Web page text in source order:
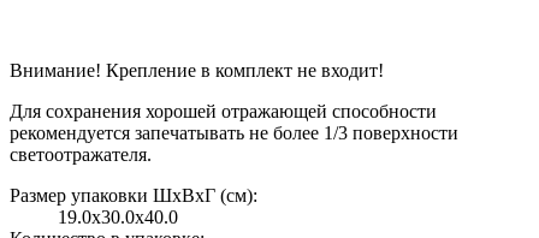
Внимание! Крепление в комплект не входит!
Для сохранения хорошей отражающей способности
рекомендуется запечатывать не более 1/3 поверхности
светоотражателя.
Размер упаковки ШxВxГ (см):
19.0x30.0x40.0